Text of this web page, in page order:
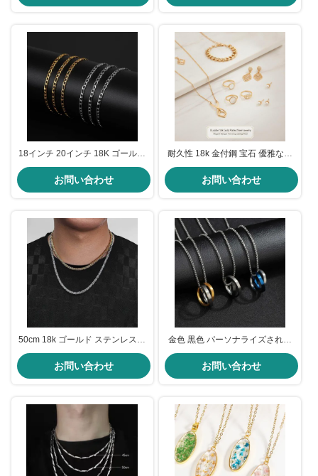
18インチ 20インチ 18K ゴールド
ステンレス・チェーンのメンズ ゴ
ールド・フィガロ・チェーンのネ
ックレス
お問い合わせ
耐久性 18k 金付鋼 宝石 優雅なデ
ザイン 商品によって異なります
多種用途と長持ちの着用に適して
います
お問い合わせ
50cm 18k ゴールド ステンレスス
チール チェーン 防水 ジュエリー
ネックレスチェーン ゴールドプレ
ート
お問い合わせ
金色 黒色 パーソナライズされた
18k 金色ステンレス チェーンリン
グ ペンダント ネックレス 20イン
チ
お問い合わせ